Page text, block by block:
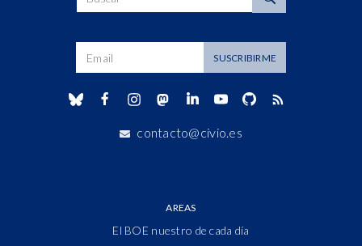
SUSCRIBIRME
contacto@civio.es
AREAS
El BOE nuestro de cada día